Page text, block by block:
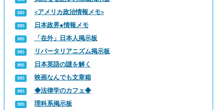
<アメリカ政治情報メモ>
日本政界●情報メモ
「在外」日本人掲示板
リバータリアニズム掲示板
日本英語の謎を解く
映画なんでも文章箱
◆法律学のカフェ◆
理科系掲示板